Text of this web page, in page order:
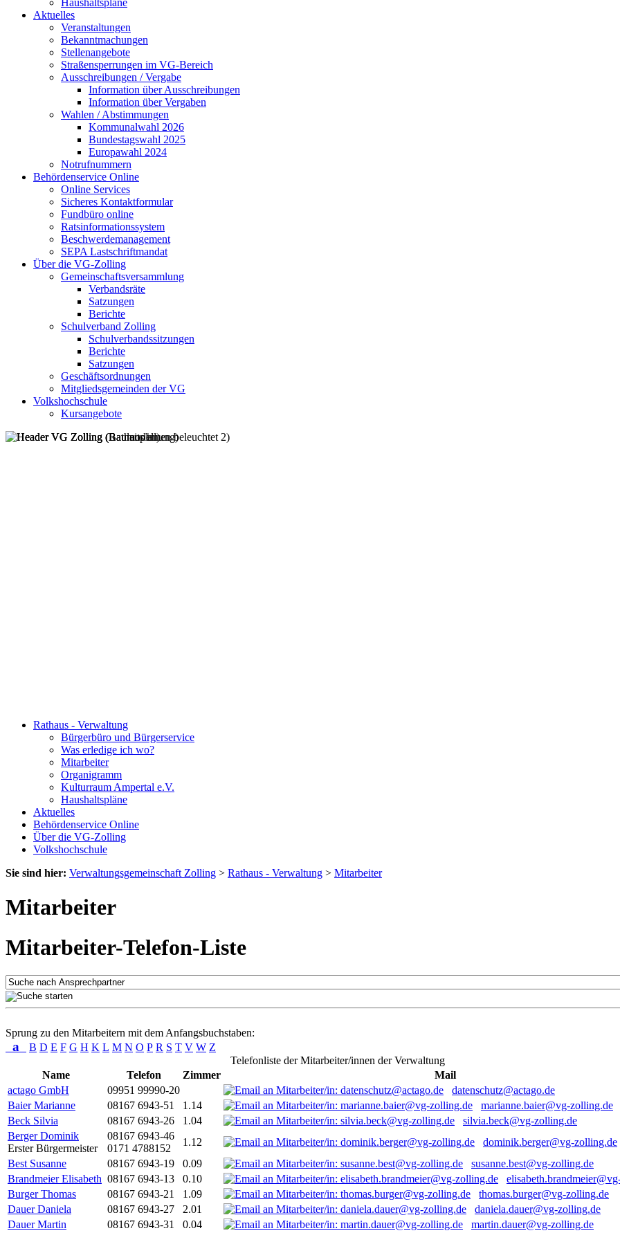
Haushaltspläne
Aktuelles
Veranstaltungen
Bekanntmachungen
Stellenangebote
Straßensperrungen im VG-Bereich
Ausschreibungen / Vergabe
Information über Ausschreibungen
Information über Vergaben
Wahlen / Abstimmungen
Kommunalwahl 2026
Bundestagswahl 2025
Europawahl 2024
Notrufnummern
Behördenservice Online
Online Services
Sicheres Kontaktformular
Fundbüro online
Ratsinformationssystem
Beschwerdemanagement
SEPA Lastschriftmandat
Über die VG-Zolling
Gemeinschaftsversammlung
Verbandsräte
Satzungen
Berichte
Schulverband Zolling
Schulverbandssitzungen
Berichte
Satzungen
Geschäftsordnungen
Mitgliedsgemeinden der VG
Volkshochschule
Kursangebote
Rathaus - Verwaltung
Bürgerbüro und Bürgerservice
Was erledige ich wo?
Mitarbeiter
Organigramm
Kulturraum Ampertal e.V.
Haushaltspläne
Aktuelles
Behördenservice Online
Über die VG-Zolling
Volkshochschule
Sie sind hier: Verwaltungsgemeinschaft Zolling > Rathaus - Verwaltung > Mitarbeiter
Mitarbeiter
Mitarbeiter-Telefon-Liste
Sprung zu den Mitarbeitern mit dem Anfangsbuchstaben:
a B D E F G H K L M N O P R S T V W Z
Telefonliste der Mitarbeiter/innen der Verwaltung
Name
Telefon Zimmer
Mail
actago GmbH
09951 99990-20
datenschutz@actago.de
Baier Marianne
08167 6943-51 1.14
marianne.baier@vg-zolling.de
Beck Silvia
08167 6943-26 1.04
silvia.beck@vg-zolling.de
Berger Dominik
Erster Bürgermeister
08167 6943-46
0171 4788152
1.12
dominik.berger@vg-zolling.de
Best Susanne
08167 6943-19 0.09
susanne.best@vg-zolling.de
Brandmeier Elisabeth 08167 6943-13 0.10
Burger Thomas
08167 6943-21 1.09
thomas.burger@vg-zolling.de
Dauer Daniela
08167 6943-27 2.01
daniela.dauer@vg-zolling.de
Dauer Martin
08167 6943-31 0.04
martin.dauer@vg-zolling.de